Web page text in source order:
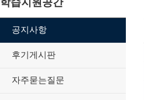
학습지원공간
공지사항
후기게시판
자주묻는질문